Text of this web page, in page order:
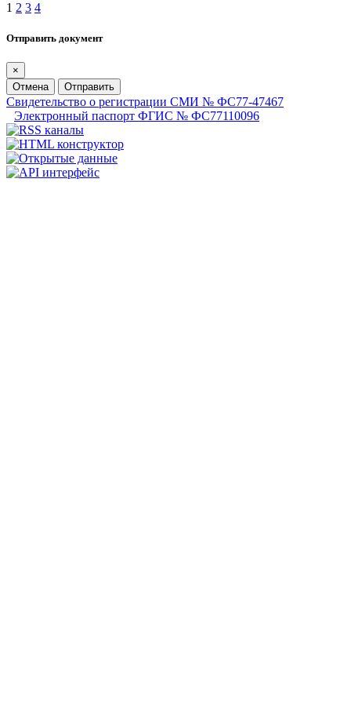
1 2 3 4
Отправить документ
×
Отмена
Отправить
Свидетельство о регистрации СМИ № ФС77-47467
Электронный паспорт ФГИС № ФС77110096